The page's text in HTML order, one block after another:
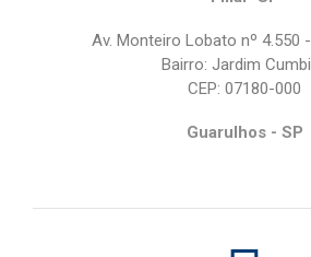
Av. Monteiro Lobato nº 4.550
Bairro: Jardim
CEP: 07180-000
Guarulhos - SP